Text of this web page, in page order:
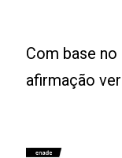
Com base
afirmação